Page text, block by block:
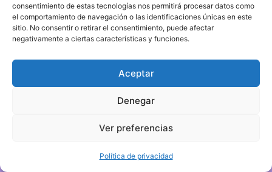
consentimiento de estas tecnologías nos permitirá procesar datos como
el comportamiento de navegación o las identificaciones únicas en este
sitio. No consentir o retirar el consentimiento, puede afectar
negativamente a ciertas características y funciones.
Aceptar
Denegar
Ver preferencias
Política de privacidad